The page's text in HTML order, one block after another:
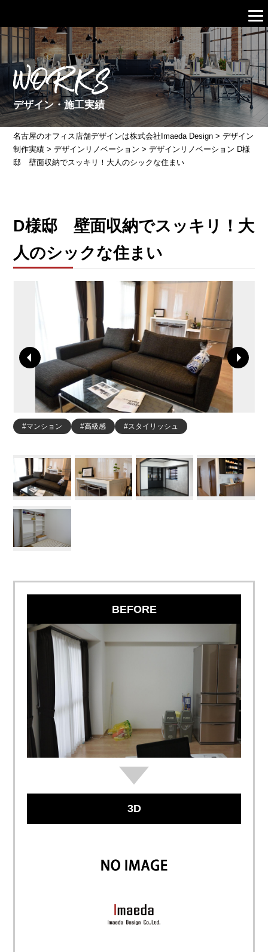
WORKS
デザイン・施工実績
名古屋のオフィス店舗デザインは株式会社Imaeda Design >デザイン
制作実績 >デザインリノベーション >デザインリノベーション D様
邸 壁面収納でスッキリ！大人のシックな住まい
D様邸 壁面収納でスッキリ！大
人のシックな住まい
#マンション #高級感 #スタイリッシュ
BEFORE
3D